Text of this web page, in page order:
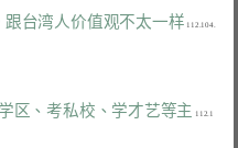
跟台湾人价值观不太一样 112.104.
区、考私校、学才艺等主 112.1